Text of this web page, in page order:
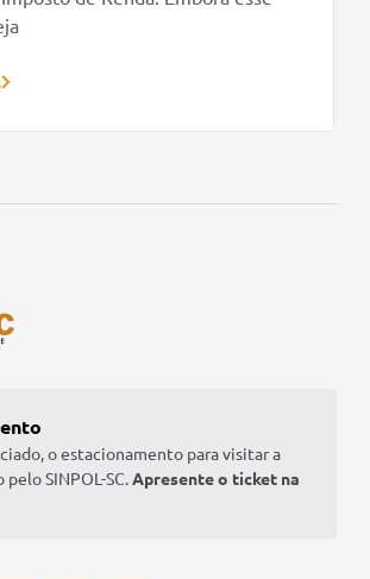
o estacionamento para visitar a
pelo SINPOL-SC.Apresente o ticket na